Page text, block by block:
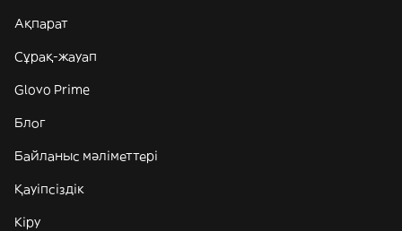
Ақпарат
Сұрақ-жауап
Glovo Prime
Блог
Байланыс мәліметтері
Қауіпсіздік
Кіру